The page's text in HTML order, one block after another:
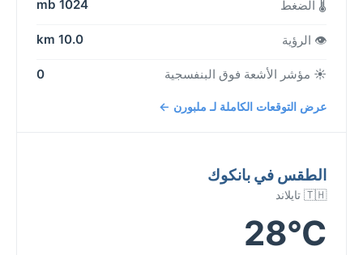
🌡️ الضغط 1024 mb
👁️ الرؤية 10.0 km
☀️ مؤشر الأشعة فوق البنفسجية 0
عرض التوقعات الكاملة لـ ملبورن ←
الطقس في بانكوك
🇹🇭 تايلاند
28°C